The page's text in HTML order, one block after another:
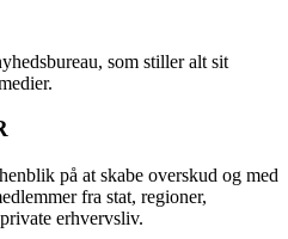
som stiller alt sit
på at skabe overskud og med
fra stat, regioner,
erhvervsliv.